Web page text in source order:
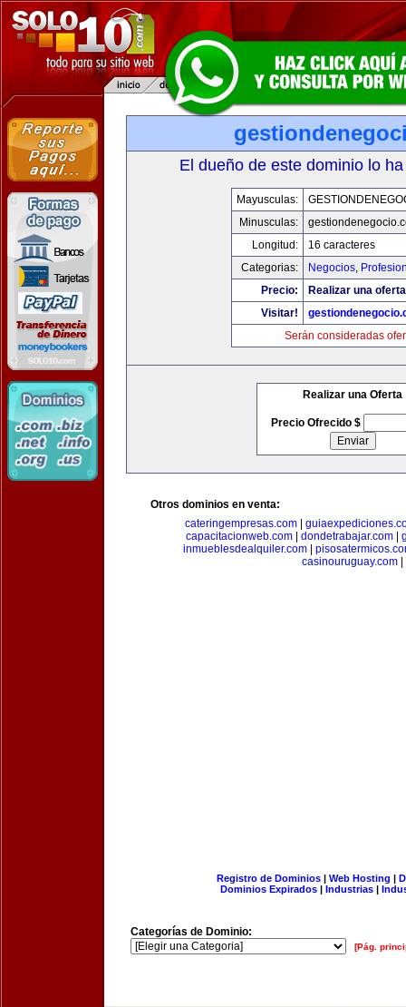
El dueño de este dominio lo
Mayusculas:
Minusculas:
Longitud:
16 caracteres
Categorias:
Negocios,
Precio:
Realizar una
Visitar!
Serán consideradas
Realizar una Oferta
Precio Ofrecido $
Otros dominios en venta:
cateringempresas.com|
capacitacionweb.com
dondetrabajar.com
inmueblesdealquiler.com|
casinouruguay.com
Registro de Dominios| Web Hosting |
Dominios Expirados | Industrias |
Categorías de Dominio:
[Pág.